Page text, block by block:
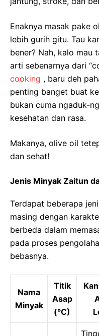
Enaknya masak pake
lebih gurih gitu. Tau
bener? Nah, kalo mau
arti sebenarnya dari
cooking , baru deh
penting banget buat
bukan cuma ngaduk-
kesehatan dan rasa.
Makanya, olive oil
dan sehat!
Jenis Minyak Zaitun
Terdapat beberapa
masing dengan
berbeda dalam
pada proses
bebasnya.
Nama
Minyak
Titik
Asap
(°C)